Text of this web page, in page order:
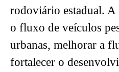
rodoviário estadual. A
o fluxo de veículos
urbanas, melhorar a
fortalecer o